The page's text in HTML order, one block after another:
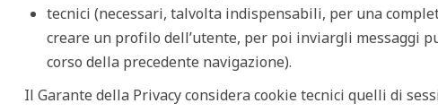
tecnici (necessari, talvolta indispensabili, per una
creare un profilo dell’utente, per poi inviargli messaggi
corso della precedente navigazione).
Il Garante della Privacy considera cookie tecnici quelli di